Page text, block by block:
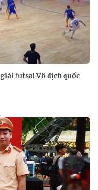
futsal Vô địch quốc